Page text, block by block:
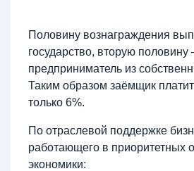
Половину вознаграждения
государство, вторую половину
предприниматель из
Таким образом заёмщик
только 6%.
По отраслевой поддержке
работающего в приоритетных
экономики: